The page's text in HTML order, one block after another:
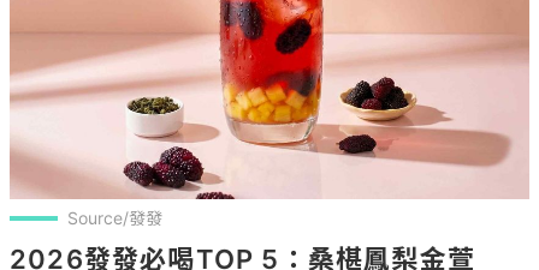
Source/發發
2026發發必喝TOP 5：桑椹鳳梨金萱